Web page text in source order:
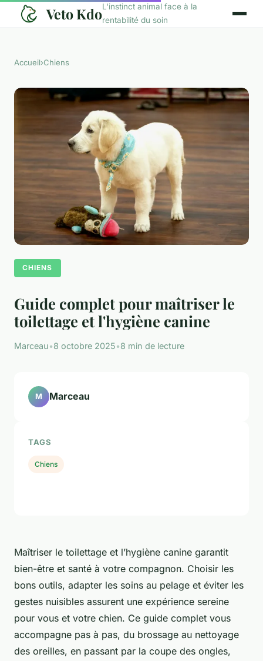
Veto KdoL'instinct animal face à la
rentabilité du soin
Accueil›Chiens
CHIENS
Guide complet pour maîtriser le
toilettage et l'hygiène canine
Marceau•8 octobre 2025•8 min de lecture
Maîtriser le toilettage et l’hygiène canine garantit
bien-être et santé à votre compagnon. Choisir les
bons outils, adapter les soins au pelage et éviter les
gestes nuisibles assurent une expérience sereine
pour vous et votre chien. Ce guide complet vous
accompagne pas à pas, du brossage au nettoyage
des oreilles, en passant par la coupe des ongles,
M Marceau
TAGS
Chiens